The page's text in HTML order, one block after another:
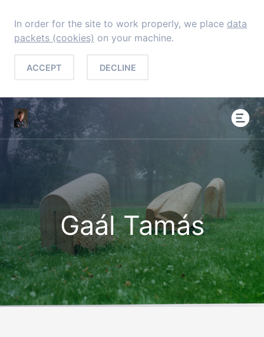
In order for the site to work properly, we place data
packets (cookies) on your machine.
ACCEPT DECLINE
Gaál Tamás